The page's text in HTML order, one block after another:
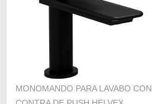
MONOMANDO PARA LAVABO CON